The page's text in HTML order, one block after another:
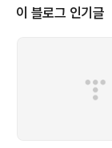
아래와 같은 창에서 글
래처럼 간혹 글꼴이름
아래 코드를 통해 영어
주어야한다. /// /// 설
이 블로그 인기글